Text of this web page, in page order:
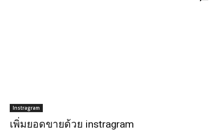
Instragram
เพิ่มยอดขายด้วย instragram